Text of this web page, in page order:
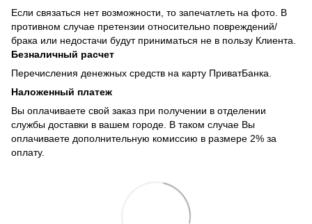
Если связаться нет возможности, то запечатлеть на фото. В
противном случае претензии относительно повреждений/
брака или недостачи будут приниматься не в пользу Клиента.
Безналичный расчет
Перечисления денежных средств на карту ПриватБанка.
Наложенный платеж
Вы оплачиваете свой заказ при получении в отделении
службы доставки в вашем городе. В таком случае Вы
оплачиваете дополнительную комиссию в размере 2% за
оплату.